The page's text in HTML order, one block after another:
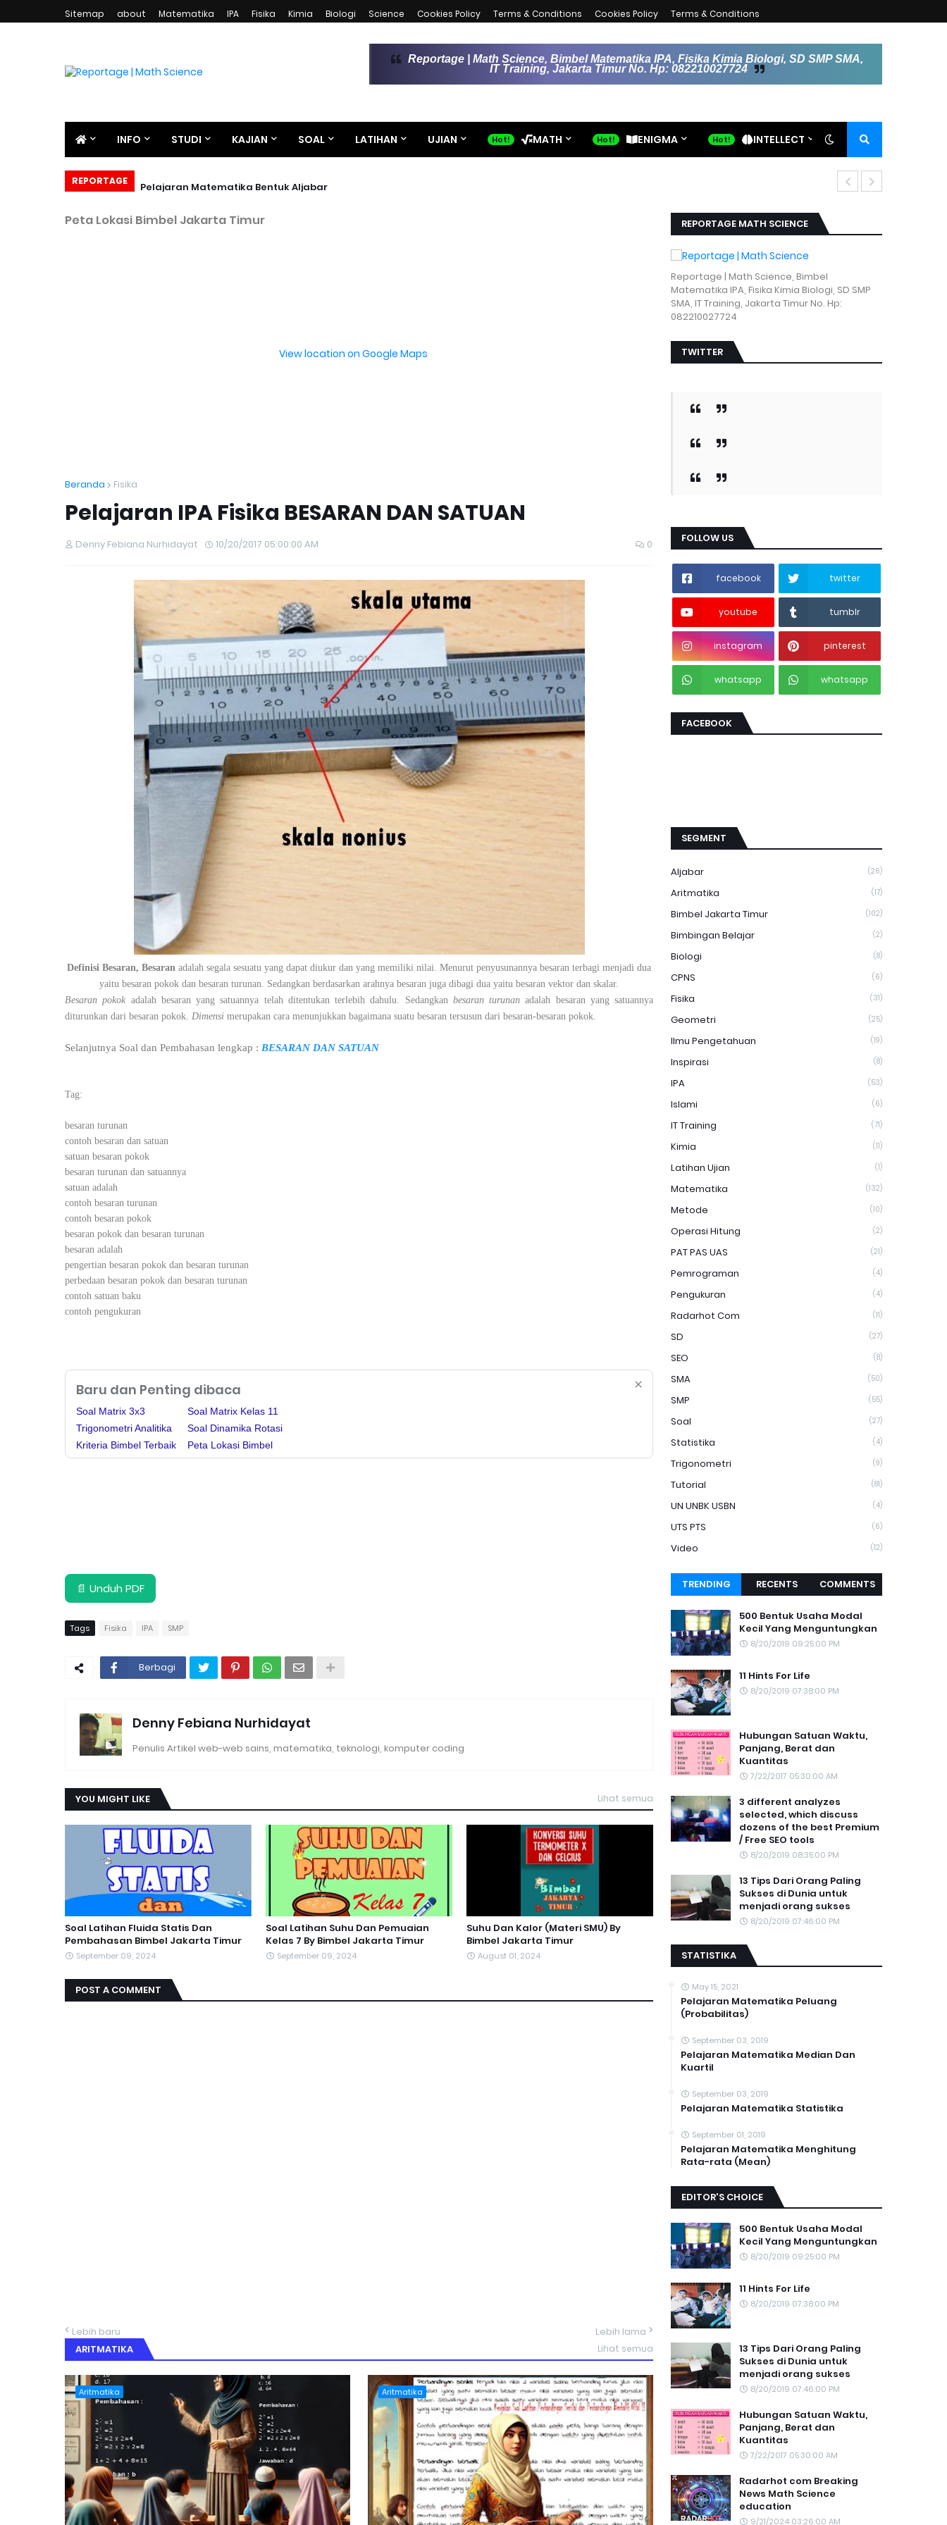
Sitemap about Matematika IPA Fisika Kimia Biologi Science Cookies Policy Terms & Conditions Cookies Policy Terms & Conditions
Reportage | Math Science, Bimbel Matematika IPA, Fisika Kimia Biologi, SD SMP SMA,
IT Training, Jakarta Timur No. Hp: 082210027724
INFO STUDI KAJIAN SOAL LATIHAN UJIAN MATH ENIGMA INTELLECT
REPORTAGE Pelajaran Matematika Bentuk Aljabar
Peta Lokasi Bimbel Jakarta Timur
View location on Google Maps
Beranda Fisika
Pelajaran IPA Fisika BESARAN DAN SATUAN
Denny Febiana Nurhidayat 10/20/2017 05:00:00 AM 0
Definisi Besaran, Besaran adalah segala sesuatu yang dapat diukur dan yang memiliki nilai. Menurut penyusunannya besaran terbagi menjadi dua
yaitu besaran pokok dan besaran turunan. Sedangkan berdasarkan arahnya besaran juga dibagi dua yaitu besaran vektor dan skalar.
Besaran pokok adalah besaran yang satuannya telah ditentukan terlebih dahulu. Sedangkan besaran turunan adalah besaran yang satuannya
diturunkan dari besaran pokok. Dimensi merupakan cara menunjukkan bagaimana suatu besaran tersusun dari besaran-besaran pokok.
Selanjutnya Soal dan Pembahasan lengkap : BESARAN DAN SATUAN
Tag:
besaran turunan
contoh besaran dan satuan
satuan besaran pokok
besaran turunan dan satuannya
satuan adalah
contoh besaran turunan
contoh besaran pokok
besaran pokok dan besaran turunan
besaran adalah
pengertian besaran pokok dan besaran turunan
perbedaan besaran pokok dan besaran turunan
contoh satuan baku
contoh pengukuran
Baru dan Penting dibaca
Soal Matrix 3x3
Trigonometri Analitika
Kriteria Bimbel Terbaik
Soal Matrix Kelas 11
Soal Dinamika Rotasi
Peta Lokasi Bimbel
📄 Unduh PDF
Tags Fisika IPA SMP
Berbagi
Denny Febiana Nurhidayat
Penulis Artikel web-web sains, matematika, teknologi, komputer coding
YOU MIGHT LIKE Lihat semua
Soal Latihan Fluida Statis Dan
Pembahasan Bimbel Jakarta Timur
September 09, 2024
Soal Latihan Suhu Dan Pemuaian
Kelas 7 By Bimbel Jakarta Timur
September 09, 2024
Suhu Dan Kalor (Materi SMU) By
Bimbel Jakarta Timur
August 01, 2024
POST A COMMENT
Lebih baru
Lebih lama
ARITMATIKA
Lihat semua
Aritmatika Aritmatika
REPORTAGE MATH SCIENCE
Reportage | Math Science, Bimbel
Matematika IPA, Fisika Kimia Biologi, SD SMP
SMA, IT Training, Jakarta Timur No. Hp:
082210027724
TWITTER
FOLLOW US
facebook twitter
youtube tumblr
instagram pinterest
whatsapp whatsapp
FACEBOOK
SEGMENT
Aljabar (26)
Aritmatika (17)
Bimbel Jakarta Timur (102)
Bimbingan Belajar (2)
Biologi (8)
CPNS (6)
Fisika (31)
Geometri (25)
Ilmu Pengetahuan (19)
Inspirasi (8)
IPA (53)
Islami (6)
IT Training (71)
Kimia (11)
Latihan Ujian (1)
Matematika (132)
Metode (10)
Operasi Hitung (2)
PAT PAS UAS (21)
Pemrograman (4)
Pengukuran (4)
Radarhot Com (11)
SD (27)
SEO (8)
SMA (50)
SMP (55)
Soal (27)
Statistika (4)
Trigonometri (9)
Tutorial (81)
UN UNBK USBN (4)
UTS PTS (6)
Video (12)
TRENDING
TOPIC
RECENTS COMMENTS
500 Bentuk Usaha Modal
Kecil Yang Menguntungkan
8/20/2019 09:25:00 PM
11 Hints For Life
8/20/2019 07:38:00 PM
Hubungan Satuan Waktu,
Panjang, Berat dan
Kuantitas
7/22/2017 05:30:00 AM
3 different analyzes
selected, which discuss
dozens of the best Premium
/ Free SEO tools
8/20/2019 08:35:00 PM
13 Tips Dari Orang Paling
Sukses di Dunia untuk
menjadi orang sukses
8/20/2019 07:46:00 PM
STATISTIKA
May 15, 2021
Pelajaran Matematika Peluang
(Probabilitas)
September 03, 2019
Pelajaran Matematika Median Dan
Kuartil
September 03, 2019
Pelajaran Matematika Statistika
September 01, 2019
Pelajaran Matematika Menghitung
Rata-rata (Mean)
EDITOR'S CHOICE
500 Bentuk Usaha Modal
Kecil Yang Menguntungkan
8/20/2019 09:25:00 PM
11 Hints For Life
8/20/2019 07:38:00 PM
13 Tips Dari Orang Paling
Sukses di Dunia untuk
menjadi orang sukses
8/20/2019 07:46:00 PM
Hubungan Satuan Waktu,
Panjang, Berat dan
Kuantitas
7/22/2017 05:30:00 AM
Radarhot com Breaking
News Math Science
education
9/21/2024 03:26:00 AM